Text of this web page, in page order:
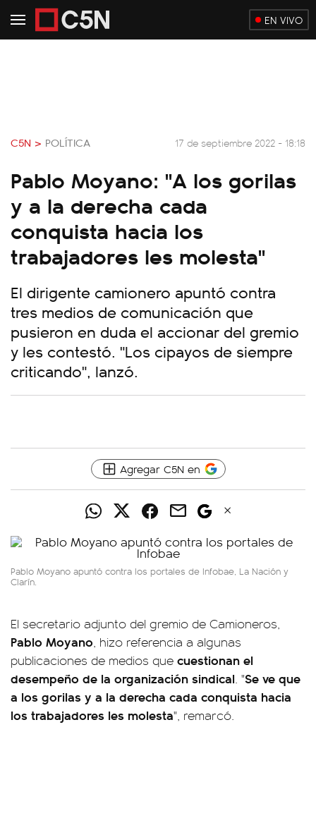
EN VIVO
C5N > POLÍTICA 17 de septiembre 2022 - 18:18
Pablo Moyano: "A los gorilas
y a la derecha cada
conquista hacia los
trabajadores les molesta"
El dirigente camionero apuntó contra
tres medios de comunicación que
pusieron en duda el accionar del gremio
y les contestó. "Los cipayos de siempre
criticando", lanzó.
Agregar C5N en
Pablo Moyano apuntó contra los portales de Infobae, La Nación y
Clarín.
El secretario adjunto del gremio de Camioneros,
Pablo Moyano, hizo referencia a algunas
publicaciones de medios que cuestionan el
desempeño de la organización sindical. "Se ve que
a los gorilas y a la derecha cada conquista hacia
los trabajadores les molesta", remarcó.